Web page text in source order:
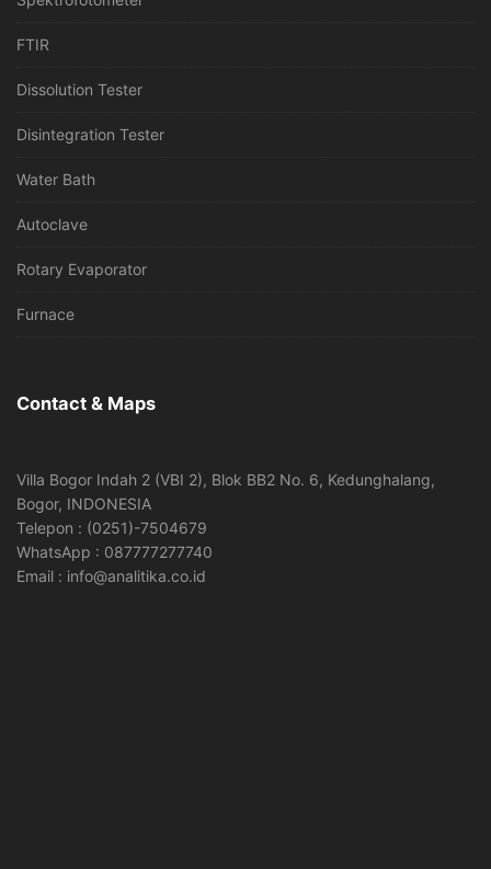
FTIR
Dissolution Tester
Disintegration Tester
Water Bath
Autoclave
Rotary Evaporator
Furnace
Contact & Maps
Villa Bogor Indah 2 (VBI 2), Blok BB2 No. 6, Kedunghalang,
Bogor, INDONESIA
Telepon : (0251)-7504679
WhatsApp : 087777277740
Email : info@analitika.co.id